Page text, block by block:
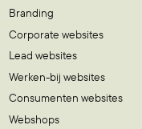
Branding
Corporate websites
Lead websites
Werken-bij websites
Consumenten websites
Webshops